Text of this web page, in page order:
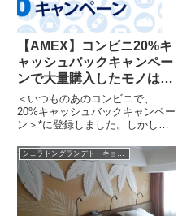
【AMEX】コンビニ20%キ
ャッシュバックキャンペー
ンで大量購入したモノはコ
レ！
＜いつものあのコンビニで、
20%キャッシュバックキャンペー
ン＞*に登録しました。しかし、
いため、1回に500円以上利用す
る機会**はほとんどありません。
*2018年8月26日現在、定員に達
したため新規申し込み...